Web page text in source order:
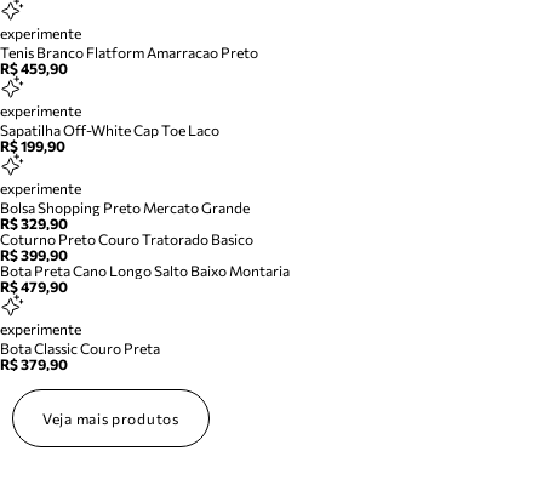
experimente
Tenis Branco Flatform Amarracao Preto
R$ 459,90
experimente
Sapatilha Off-White Cap Toe Laco
R$ 199,90
experimente
Bolsa Shopping Preto Mercato Grande
R$ 329,90
Coturno Preto Couro Tratorado Basico
R$ 399,90
Bota Preta Cano Longo Salto Baixo Montaria
R$ 479,90
experimente
Bota Classic Couro Preta
R$ 379,90
Veja mais produtos